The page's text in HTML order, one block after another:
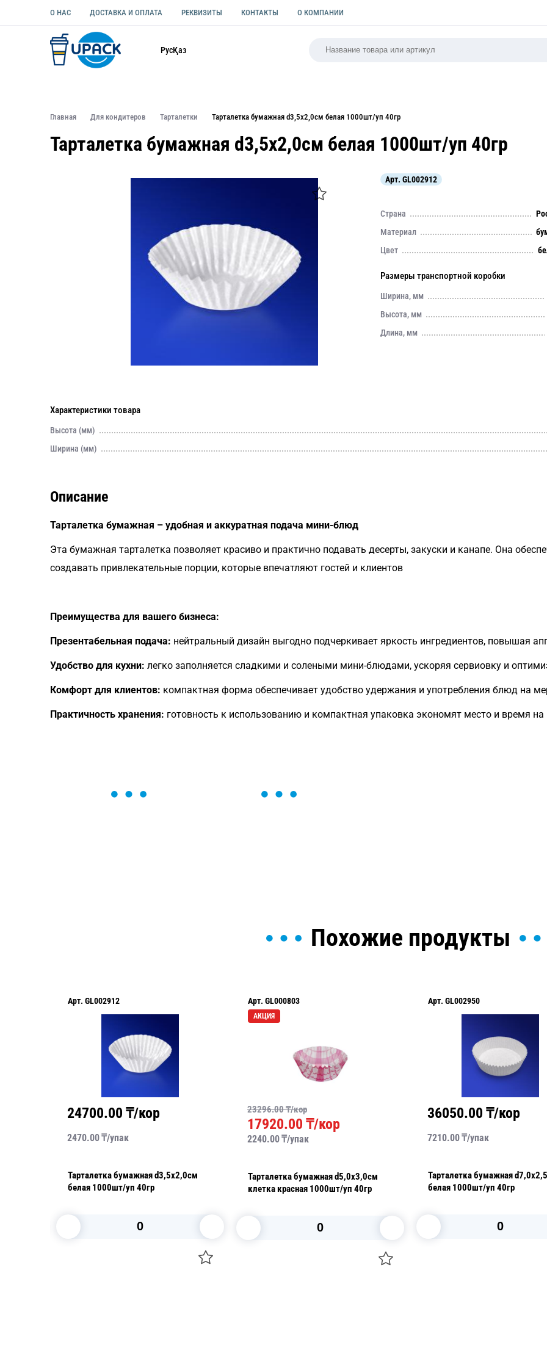
О НАС ДОСТАВКА И ОПЛАТА РЕКВИЗИТЫ КОНТАКТЫ О КОМПАНИИ
РусҚаз
Главная Для кондитеров Тарталетки Тарталетка бумажная d3,5х2,0см белая 1000шт/уп 40гр
Тарталетка бумажная d3,5х2,0см белая 1000шт/уп 40гр
Арт. GL002912
Страна
Материал
Цвет
Размеры транспортной коробки
Ширина, мм
Высота, мм
Длина, мм
Характеристики товара
Высота (мм)
Ширина (мм)
Описание
Тарталетка бумажная – удобная и аккуратная подача мини-блюд
Эта бумажная тарталетка позволяет красиво и практично подавать десерты, закуски и канапе. Она
создавать привлекательные порции, которые впечатляют гостей и клиентов
Преимущества для вашего бизнеса:
Презентабельная подача: нейтральный дизайн выгодно подчеркивает яркость ингредиентов, повышая
Удобство для кухни: легко заполняется сладкими и солеными мини-блюдами, ускоряя сервиовку и
Комфорт для клиентов: компактная форма обеспечивает удобство удержания и употребления блюд на
Практичность хранения: готовность к использованию и компактная упаковка экономят место и время на
Похожие продукты
Арт. GL002912
24700.00 ₸/кор
2470.00₸/упак
Тарталетка бумажная d3,5х2,0см
белая 1000шт/уп 40гр
Арт. GL000803
АКЦИЯ
23296.00₸/кор
17920.00 ₸/кор
2240.00₸/упак
Тарталетка бумажная d5,0х3,0см
клетка красная 1000шт/уп 40гр
Арт. GL002950
36050.00 ₸/кор
7210.00₸/упак
Тарталетка бумажная
белая 1000шт/уп 40гр